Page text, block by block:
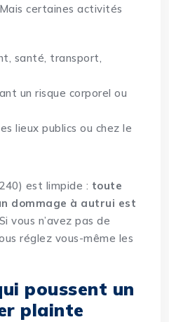
certaines activités
santé, transport,
un risque corporel ou
lieux publics ou chez le
est limpide : toute
dommage à autrui est
Si vous n’avez pas de
réglez vous-même les
poussent un
plainte